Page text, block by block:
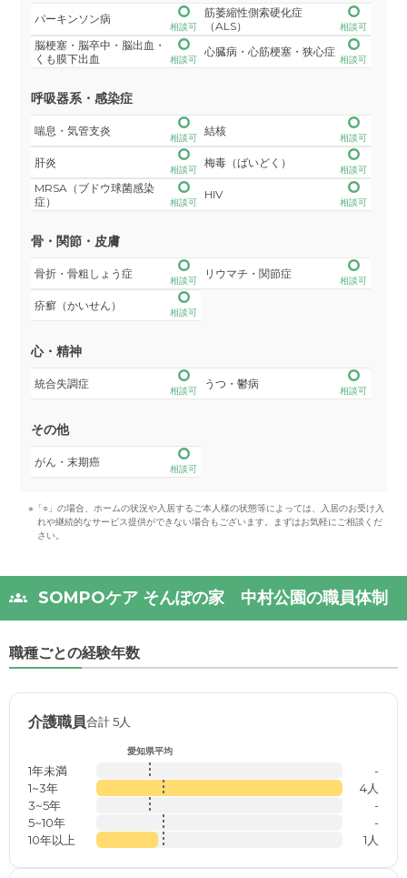
パーキンソン病
相談可
筋萎縮性側索硬化症
（ALS）
相談可
脳梗塞・脳卒中・脳出血・
くも膜下出血
相談可
心臓病・心筋梗塞・狭心症
相談可
呼吸器系・感染症
喘息・気管支炎
相談可
結核
相談可
肝炎
相談可
梅毒（ばいどく）
相談可
MRSA（ブドウ球菌感染
症）
相談可
HIV
相談可
骨・関節・皮膚
骨折・骨粗しょう症
相談可
リウマチ・関節症
相談可
疥癬（かいせん）
相談可
心・精神
統合失調症
相談可
うつ・鬱病
相談可
その他
がん・末期癌
相談可
※「○」の場合、ホームの状況や入居するご本人様の状態等によっては、入居のお受け入
れや継続的なサービス提供ができない場合もございます。まずはお気軽にご相談くだ
さい。
SOMPOケア そんぽの家 中村公園の職員体制
職種ごとの経験年数
介護職員合計 5人
愛知県平均
1年未満
-
1~3年
4人
3~5年
-
5~10年
-
10年以上
1人